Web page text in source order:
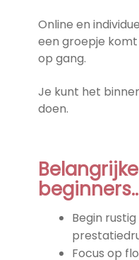
Online en
een groepje
op gang.
Je kunt het
doen.
Begin
Focus op